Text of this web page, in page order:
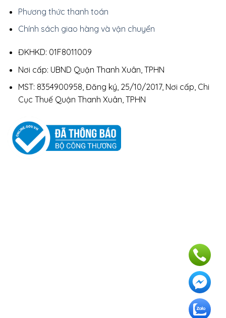
Phương thức thanh toán
Chính sách giao hàng và vận chuyển
ĐKHKD: 01F8011009
Nơi cấp: UBND Quận Thanh Xuân, TPHN
MST: 8354900958, Đăng ký, 25/10/2017, Nơi cấp, Chi
Cục Thuế Quận Thanh Xuân, TPHN